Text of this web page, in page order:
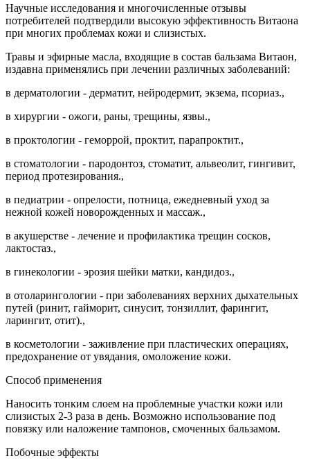
Научные исследования и многочисленные отзывы
потребителей подтвердили высокую эффективность Витаона
при многих проблемах кожи и слизистых.
Травы и эфирные масла, входящие в состав бальзама Витаон,
издавна применялись при лечении различных заболеваний:
в дерматологии - дерматит, нейродермит, экзема, псориаз.,
в хирургии - ожоги, раны, трещины, язвы.,
в проктологии - геморрой, проктит, парапроктит.,
в стоматологии - пародонтоз, стоматит, альвеолит, гингивит,
период протезирования.,
в педиатрии - опрелости, потница, ежедневный уход за
нежной кожей новорожденных и массаж.,
в акушерстве - лечение и профилактика трещин сосков,
лактостаз.,
в гинекологии - эрозия шейки матки, кандидоз.,
в отоларингологии - при заболеваниях верхних дыхательных
путей (ринит, гайморит, синусит, тонзиллит, фарингит,
ларингит, отит).,
в косметологии - заживление при пластических операциях,
предохранение от увядания, омоложение кожи.
Способ применения
Наносить тонким слоем на проблемные участки кожи или
слизистых 2-3 раза в день. Возможно использование под
повязку или наложение тампонов, смоченных бальзамом.
Побочные эффекты